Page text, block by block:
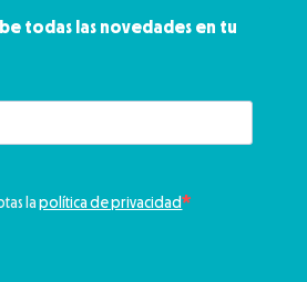
todas las novedades en tu
lapolítica de privacidad